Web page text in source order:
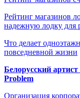
Рейтинг магазинов
надежную лодку для
Что делает
повседневной жизни
Белорусский
Problem
Организация